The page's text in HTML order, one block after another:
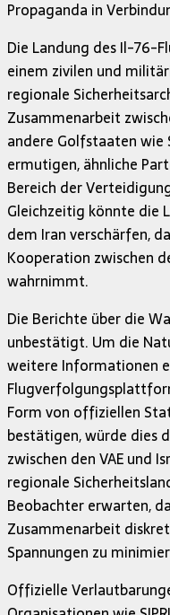
Propaganda in
Die Landung des Il-76-
einem zivilen und
regionale
Zusammenarbeit
andere Golfstaaten wie
ermutigen, ähnliche
Bereich der
Gleichzeitig könnte die
dem Iran verschärfen,
Kooperation zwischen
wahrnimmt.
Die Berichte über die
unbestätigt. Um die
weitere Informationen
Form von offiziellen
bestätigen, würde dies
zwischen den VAE und
regionale
Beobachter erwarten,
Zusammenarbeit
Spannungen zu
Offizielle